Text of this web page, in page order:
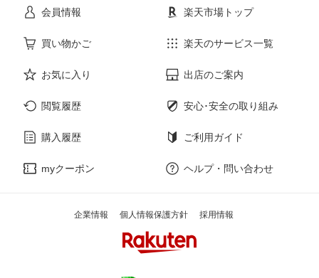
本・雑誌・コミック
会員情報 楽天市場トップ
買い物かご 楽天のサービス一覧
お気に入り 出店のご案内
閲覧履歴 安心･安全の取り組み
購入履歴 ご利用ガイド
myクーポン ヘルプ・問い合わせ
企業情報 個人情報保護方針 採用情報